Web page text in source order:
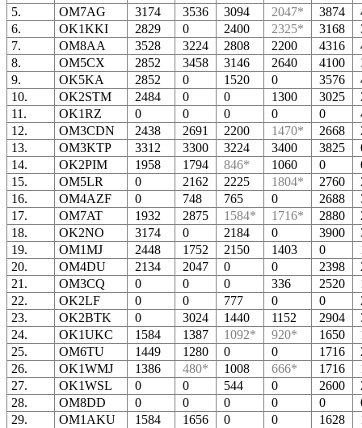
5.
OM7AG 3174 3536 3094 2047* 3874
6.
OK1KKI 2829 0 2400 2325* 3168
7.
OM8AA 3528 3224 2808 2200 4316
8.
OM5CX 2852 3458 3146 2640 4100
9.
OK5KA 2852 0 1520 0 3576
10.
OK2STM 2484 0 0 1300 3025
11.
OK1RZ 0 0 0 0 0
12.
OM3CDN 2438 2691 2200 1470* 2668
13.
OM3KTP 3312 3300 3224 3400 3825
14.
OK2PIM 1958 1794 846* 1060 0
15.
OM5LR 0 2162 2225 1804* 2760
16.
OM4AZF 0 748 765 0 2688
17.
OM7AT 1932 2875 1584* 1716* 2880
18.
OK2NO 3174 0 2184 0 3900
19.
OM1MJ 2448 1752 2150 1403 0
20.
OM4DU 2134 2047 0 0 2398
21.
OM3CQ 0 0 0 336 2520
22.
OK2LF 0 0 777 0 0
23.
OK2BTK 0 3024 1440 1152 2904
24.
OK1UKC 1584 1387 1092* 920* 1650
25.
OM6TU 1449 1280 0 0 1716
26.
OK1WMJ 1386 480* 1008 666* 1716
27.
OK1WSL 0 0 544 0 2600
28.
OM8DD 0 0 0 0 0
29.
OM1AKU 1584 1656 0 0 1628